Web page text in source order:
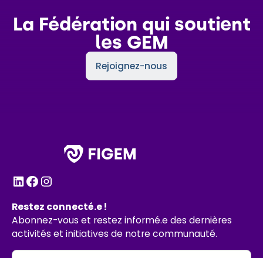
La Fédération qui soutient
les GEM
Rejoignez-nous
Restez connecté.e !
Abonnez-vous et restez informé.e des dernières
activités et initiatives de notre communauté.